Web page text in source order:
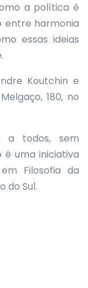
a política é
entre harmonia
essas ideias
Koutchin e
180, no
todos, sem
é uma iniciativa
Filosofia da
do Sul.